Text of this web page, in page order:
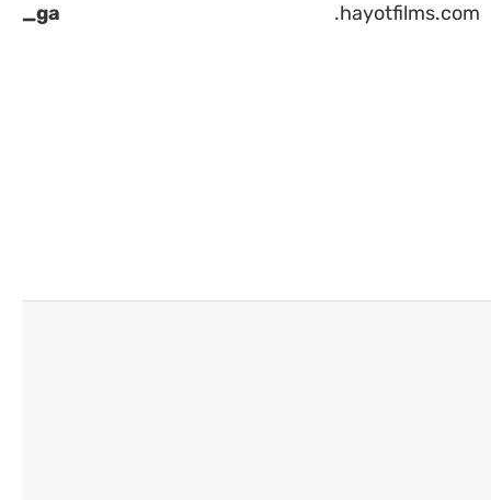
_ga .hayotfilms.com